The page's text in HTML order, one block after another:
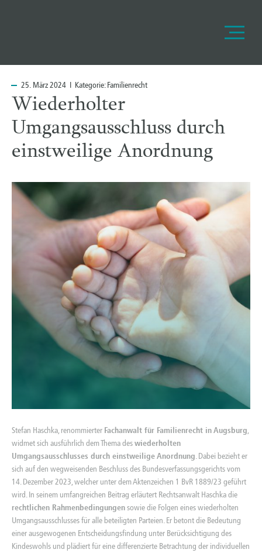
25. März 2024 I Kategorie:Familienrecht
Wiederholter
Umgangsausschluss durch
einstweilige Anordnung
Stefan Haschka, renommierter Fachanwalt für Familienrecht in Augsburg,
widmet sich ausführlich dem Thema deswiederholten
Umgangsausschlusses durch einstweilige Anordnung. Dabei bezieht er
sich auf den wegweisenden Beschluss des Bundesverfassungsgerichts vom
14. Dezember 2023, welcher unter dem Aktenzeichen 1 BvR 1889/23 geführt
wird. In seinem umfangreichen Beitrag erläutert Rechtsanwalt Haschka die
rechtlichen Rahmenbedingungensowie die Folgen eines wiederholten
Umgangsausschlusses für alle beteiligten Parteien. Er betont die Bedeutung
einer ausgewogenen Entscheidungsfindung unter Berücksichtigung des
Kindeswohls und plädiert für eine differenzierte Betrachtung der individuellen